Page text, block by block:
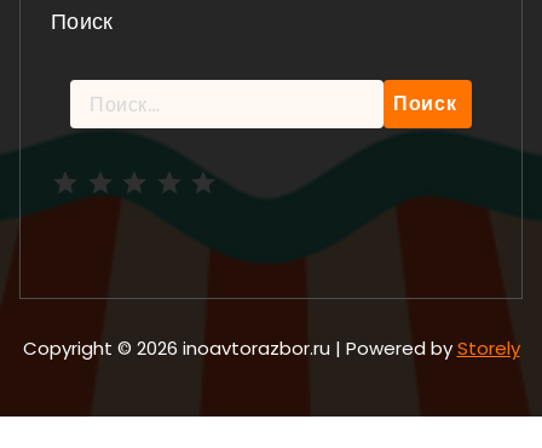
Поиск
Найти:
Copyright © 2026 inoavtorazbor.ru | Powered byStorely